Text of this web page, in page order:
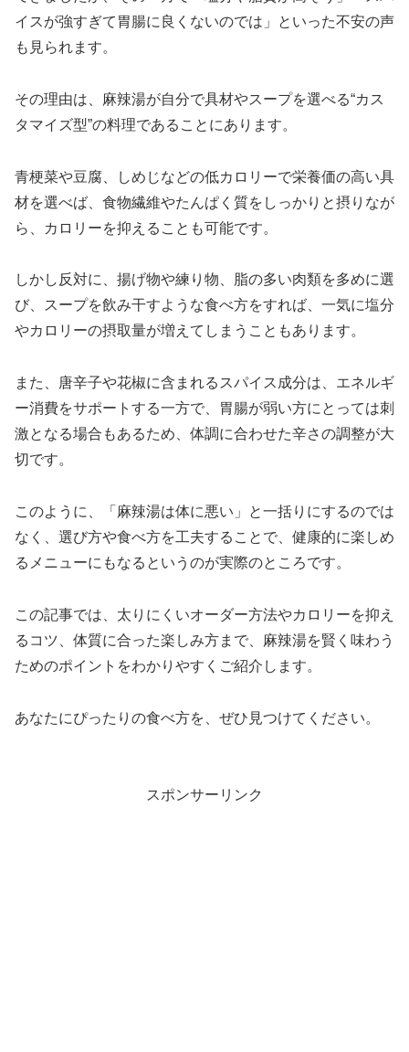
イスが強すぎて胃腸に良くないのでは」といった不安の声
も見られます。
その理由は、麻辣湯が自分で具材やスープを選べる“カス
タマイズ型”の料理であることにあります。
青梗菜や豆腐、しめじなどの低カロリーで栄養価の高い具
材を選べば、食物繊維やたんぱく質をしっかりと摂りなが
ら、カロリーを抑えることも可能です。
しかし反対に、揚げ物や練り物、脂の多い肉類を多めに選
び、スープを飲み干すような食べ方をすれば、一気に塩分
やカロリーの摂取量が増えてしまうこともあります。
また、唐辛子や花椒に含まれるスパイス成分は、エネルギ
ー消費をサポートする一方で、胃腸が弱い方にとっては刺
激となる場合もあるため、体調に合わせた辛さの調整が大
切です。
このように、「麻辣湯は体に悪い」と一括りにするのでは
なく、選び方や食べ方を工夫することで、健康的に楽しめ
るメニューにもなるというのが実際のところです。
この記事では、太りにくいオーダー方法やカロリーを抑え
るコツ、体質に合った楽しみ方まで、麻辣湯を賢く味わう
ためのポイントをわかりやすくご紹介します。
あなたにぴったりの食べ方を、ぜひ見つけてください。
スポンサーリンク